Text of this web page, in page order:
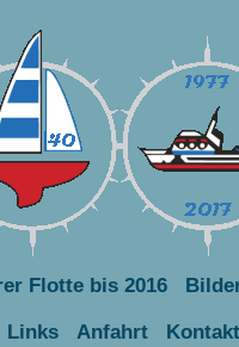
Flotte bis 2016
Links Anfahrt